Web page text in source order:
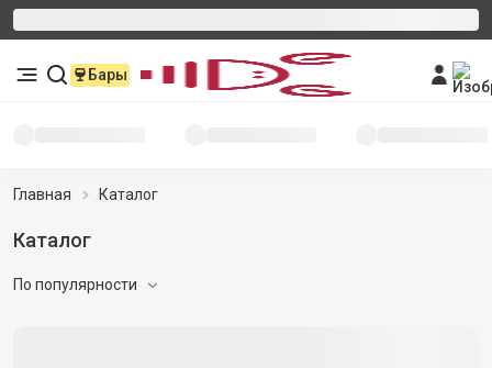
Бары
Главная Каталог
Каталог
По популярности